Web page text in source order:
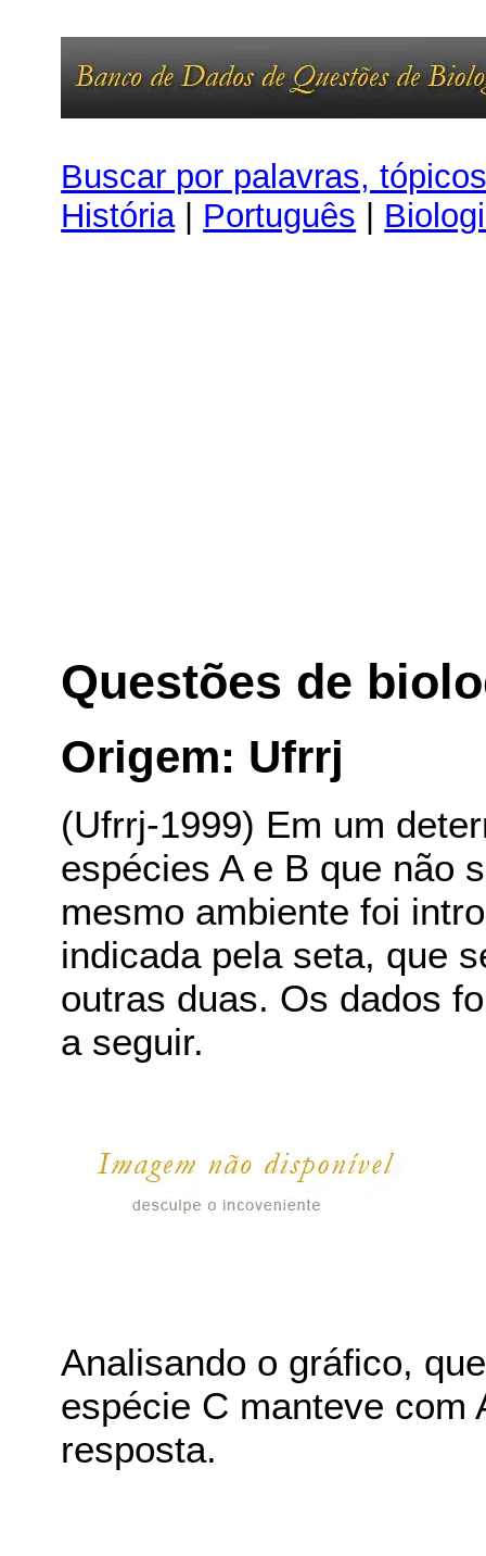
Buscar por palavras,
História| Português |
Questões de
Origem: Ufrrj
(Ufrrj-1999) Em um
espécies A e B que não
mesmo ambiente foi
indicada pela seta, que
outras duas. Os dados
a seguir.
Analisando o gráfico,
espécie C manteve com
resposta.